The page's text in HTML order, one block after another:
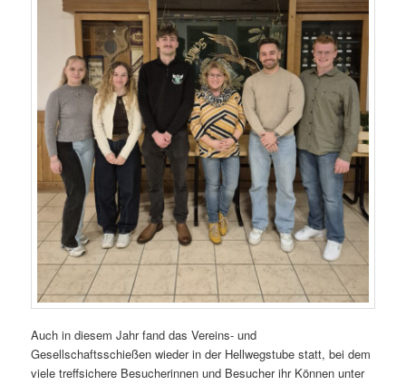
Auch in diesem Jahr fand das Vereins- und
Gesellschaftsschießen wieder in der Hellwegstube statt, bei dem
viele treffsichere Besucherinnen und Besucher ihr Können unter